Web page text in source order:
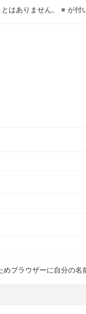
はありません。 ※ が付
ブラウザーに自分の名